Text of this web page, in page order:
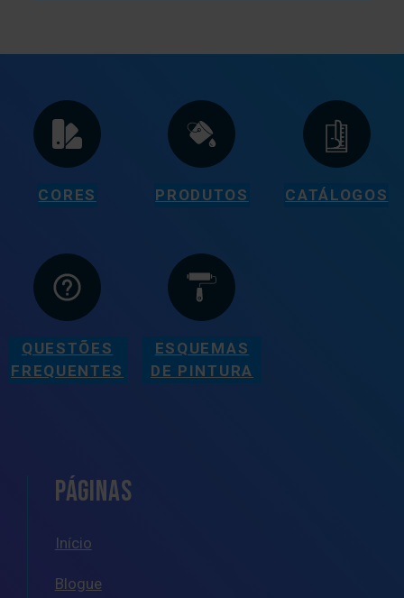
CORES PRODUTOS CATÁLOGOS
QUESTÕES
FREQUENTES
ESQUEMAS
DE PINTURA
PÁGINAS
Início
Blogue